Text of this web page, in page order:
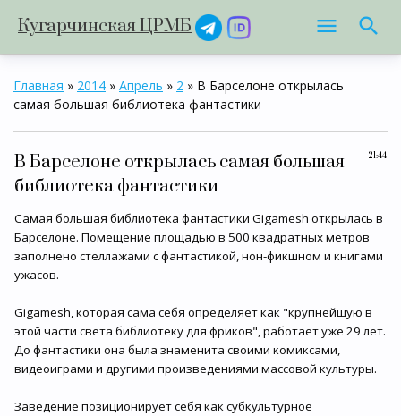
Кугарчинская ЦРМБ
Главная » 2014 » Апрель » 2 » В Барселоне открылась
самая большая библиотека фантастики
21:44
В Барселоне открылась самая большая
библиотека фантастики
Самая большая библиотека фантастики Gigamesh открылась в
Барселоне. Помещение площадью в 500 квадратных метров
заполнено стеллажами с фантастикой, нон-фикшном и книгами
ужасов.
Gigamesh, которая сама себя определяет как "крупнейшую в
этой части света библиотеку для фриков", работает уже 29 лет.
До фантастики она была знаменита своими комиксами,
видеоиграми и другими произведениями массовой культуры.
Заведение позиционирует себя как субкультурное